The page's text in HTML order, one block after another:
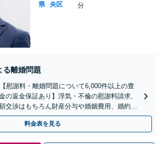
県
央区
分
る離婚問題
慰謝料・離婚問題について6,000件以上の豊
の返金保証あり】浮気・不倫の慰謝料請求、
交渉はもちろん財産分与や婚姻費用、婚約破
問題の解決実績が豊富です。
料金表を見る